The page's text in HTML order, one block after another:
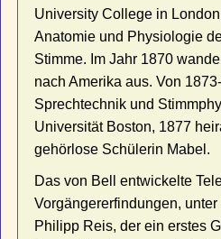
University College in
Anatomie und Physiologie
Stimme. Im Jahr 1870
nach Amerika aus. Von
Sprechtechnik und
Universität Boston, 1877
gehörlose Schülerin Mabel.
Das von Bell entwickelte
Vorgängererfindungen,
Philipp Reis, der ein erstes